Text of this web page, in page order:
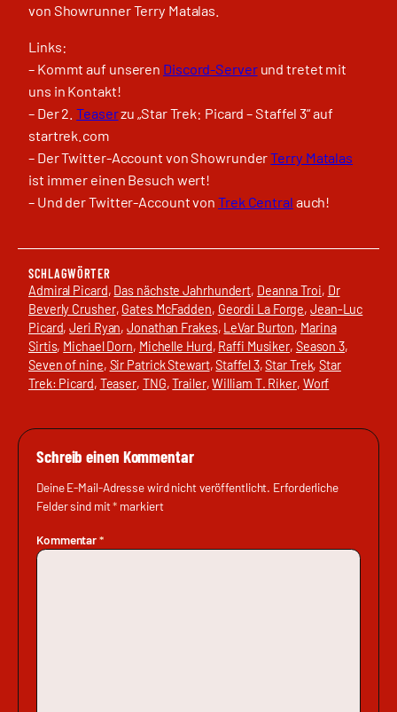
von Showrunner Terry Matalas.
Links:
– Kommt auf unseren Discord-Serverund tretet mit
uns in Kontakt!
– Der 2.Teaserzu „Star Trek: Picard – Staffel 3“ auf
startrek.com
– Der Twitter-Account von ShowrunderTerry Matalas
ist immer einen Besuch wert!
– Und der Twitter-Account von Trek Central auch!
SCHLAGWÖRTER
Admiral Picard, Das nächste Jahrhundert, Deanna Troi, Dr
Beverly Crusher, Gates McFadden, Geordi La Forge, Jean-Luc
Picard, Jeri Ryan, Jonathan Frakes, LeVar Burton, Marina
Sirtis, Michael Dorn, Michelle Hurd, Raffi Musiker, Season 3
Seven of nine, Sir Patrick Stewart, Staffel 3, Star Trek, Star
Trek: Picard, Teaser, TNG, Trailer, William T. Riker, Worf
Schreib einen Kommentar
Deine E-Mail-Adresse wird nicht veröffentlicht. Erforderliche
Felder sind mit* markiert
Kommentar*